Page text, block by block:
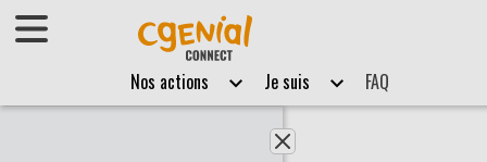
Afficher le menu
Nos actions Je suis FAQ
Fermer le menu